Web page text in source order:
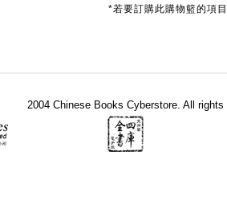
*若要訂購此購物籃的項
2004 Chinese Books Cyberstore. All rights